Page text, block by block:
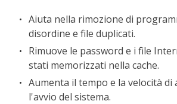
Aiuta nella rimozione di
disordine e file duplicati.
Rimuove le password e i file
stati memorizzati nella cache.
Aumenta il tempo e la velocità di
l'avvio del sistema.